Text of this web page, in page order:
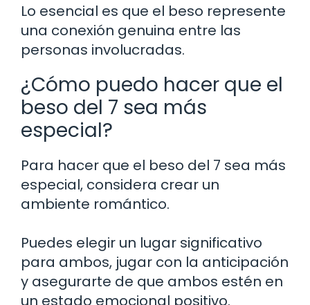
Lo esencial es que el beso represente
una conexión genuina entre las
personas involucradas.
¿Cómo puedo hacer que el
beso del 7 sea más
especial?
Para hacer que el beso del 7 sea más
especial, considera crear un
ambiente romántico.
Puedes elegir un lugar significativo
para ambos, jugar con la anticipación
y asegurarte de que ambos estén en
un estado emocional positivo.